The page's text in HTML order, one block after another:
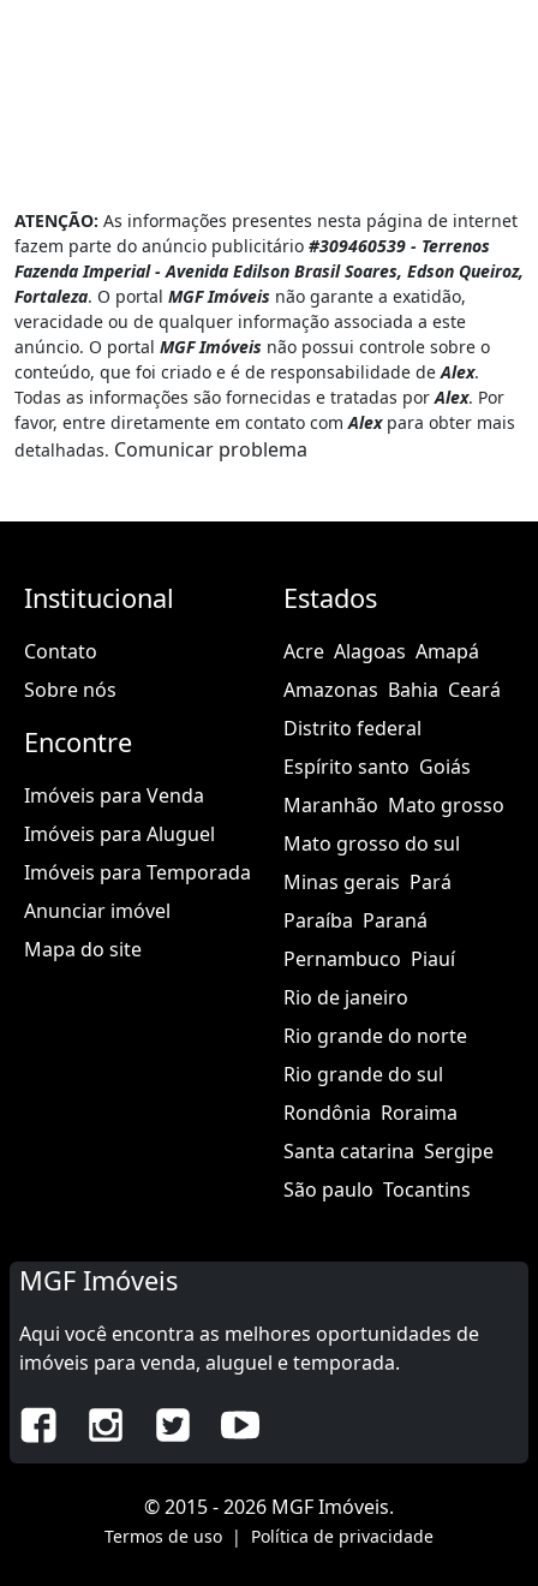
ATENÇÃO: As informações presentes nesta página de internet
fazem parte do anúncio publicitário #309460539 - Terrenos
Fazenda Imperial - Avenida Edilson Brasil Soares, Edson Queiroz,
Fortaleza. O portal MGF Imóveis não garante a exatidão,
veracidade ou de qualquer informação associada a este
anúncio. O portal MGF Imóveis não possui controle sobre o
conteúdo, que foi criado e é de responsabilidade deAlex.
Todas as informações são fornecidas e tratadas porAlex. Por
favor, entre diretamente em contato comAlexpara obter mais
detalhadas. Comunicar problema
Institucional
Contato
Sobre nós
Encontre
Imóveis para Venda
Imóveis para Aluguel
Imóveis para Temporada
Anunciar imóvel
Mapa do site
Estados
Acre Alagoas Amapá
Amazonas Bahia Ceará
Distrito federal
Espírito santo Goiás
Maranhão Mato grosso
Mato grosso do sul
Minas gerais Pará
Paraíba Paraná
Pernambuco Piauí
Rio de janeiro
Rio grande do norte
Rio grande do sul
Rondônia Roraima
Santa catarina Sergipe
São paulo Tocantins
MGF Imóveis
Aqui você encontra as melhores oportunidades de
imóveis para venda, aluguel e temporada.
© 2015 - 2026 MGF Imóveis.
Termos de uso | Política de privacidade